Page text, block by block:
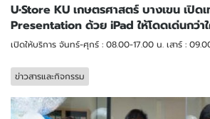
U•Store KU เกษตรศาสตร์ บางเขน เปิด
Presentation ด้วย iPad ให้โดดเด่นกว่า
เปิดให้บริการ จันทร์-ศุกร์ : 08.00-17.00 น. เสาร์ :
ข่าวสารและกิจกรรม